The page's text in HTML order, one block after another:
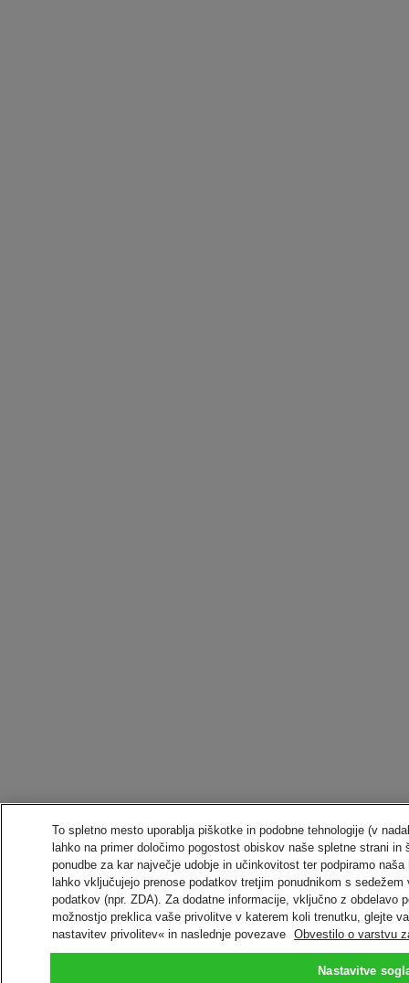
To spletno mesto uporablja piškotke in podobne tehnologije (v
lahko na primer določimo pogostost obiskov naše spletne strani
ponudbe za kar največje udobje in učinkovitost ter podpiramo
lahko vključujejo prenose podatkov tretjim ponudnikom s
podatkov (npr. ZDA). Za dodatne informacije, vključno z obdelavo
možnostjo preklica vaše privolitve v katerem koli trenutku, glejte
nastavitev privolitev« in naslednje povezave
Obvestilo o varstvu
Nastavitve